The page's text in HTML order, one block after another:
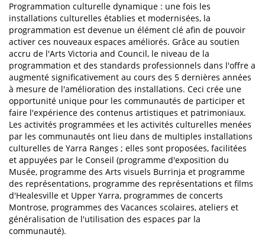
Programmation culturelle dynamique : une fois les
installations culturelles établies et modernisées, la
programmation est devenue un élément clé afin de pouvoir
activer ces nouveaux espaces améliorés. Grâce au soutien
accru de l'Arts Victoria and Council, le niveau de la
programmation et des standards professionnels dans l'offre a
augmenté significativement au cours des 5 dernières années
à mesure de l'amélioration des installations. Ceci crée une
opportunité unique pour les communautés de participer et
faire l'expérience des contenus artistiques et patrimoniaux.
Les activités programmées et les activités culturelles menées
par les communautés ont lieu dans de multiples installations
culturelles de Yarra Ranges ; elles sont proposées, facilitées
et appuyées par le Conseil (programme d'exposition du
Musée, programme des Arts visuels Burrinja et programme
des représentations, programme des représentations et films
d'Healesville et Upper Yarra, programmes de concerts
Montrose, programmes des Vacances scolaires, ateliers et
généralisation de l'utilisation des espaces par la
communauté).